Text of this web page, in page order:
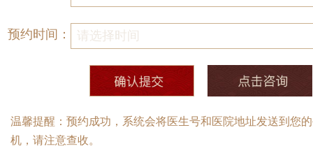
预约时间：
温馨提醒：预约成功，系统会将医生号和医院地址发送到您
机，请注意查收。